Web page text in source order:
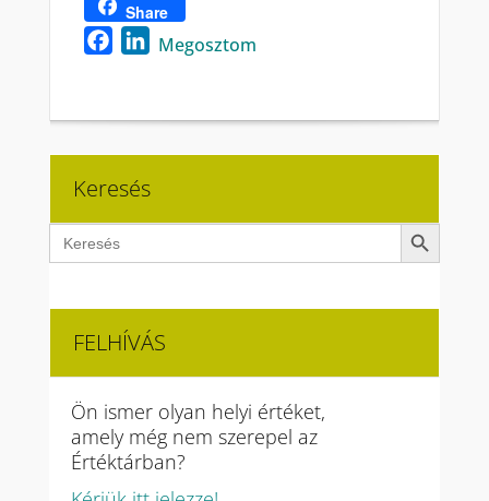
Share
FacebookLinkedIn
Megosztom
Keresés
Search
for:
Search Button
FELHÍVÁS
Ön ismer olyan helyi értéket,
amely még nem szerepel az
Értéktárban?